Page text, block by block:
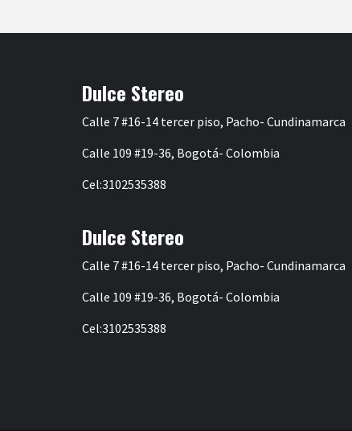
Dulce Stereo
Calle 7 #16-14 tercer piso, Pacho- Cundinamarca
Calle 109 #19-36, Bogotá- Colombia
Cel:3102535388
Dulce Stereo
Calle 7 #16-14 tercer piso, Pacho- Cundinamarca
Calle 109 #19-36, Bogotá- Colombia
Cel:3102535388